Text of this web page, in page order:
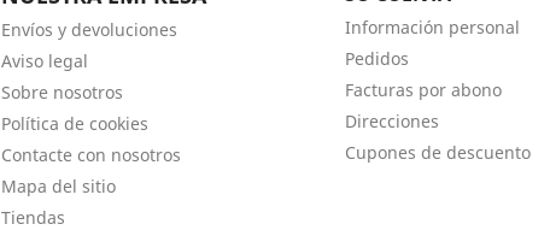
Envíos y devoluciones
Aviso legal
Sobre nosotros
Política de cookies
Contacte con nosotros
Mapa del sitio
Tiendas
Información personal
Pedidos
Facturas por abono
Direcciones
Cupones de descuento